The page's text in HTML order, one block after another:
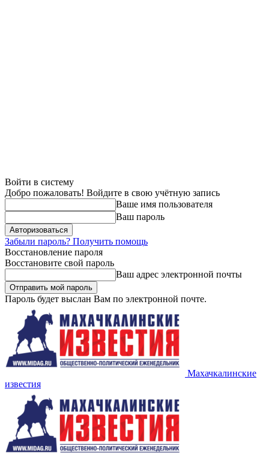
Войти в систему
Добро пожаловать! Войдите в свою учётную запись
Ваше имя пользователя
Ваш пароль
Забыли пароль? Получить помощь
Восстановление пароля
Восстановите свой пароль
Ваш адрес электронной почты
Пароль будет выслан Вам по электронной почте.
Махачкалинские
известия